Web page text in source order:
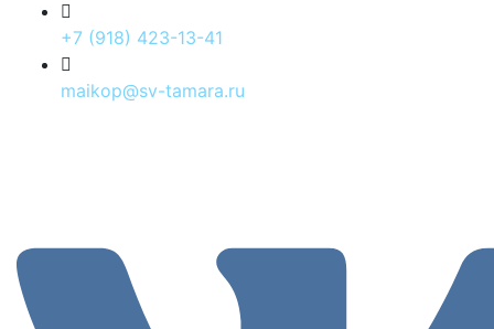
+7 (918) 423-13-41
maikop@sv-tamara.ru